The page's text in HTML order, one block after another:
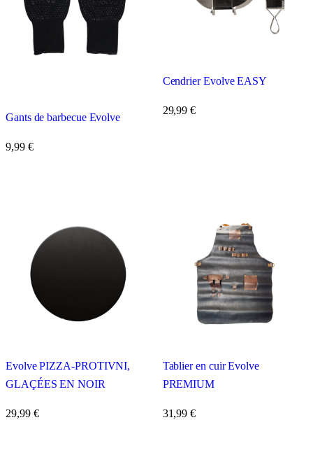
Gants de barbecue Evolve
9,99 €
Cendrier Evolve EASY
29,99€
Evolve PIZZA-PROTIVNI,
GLAÇÉES EN NOIR
29,99 €
Tablier en cuir Evolve
PREMIUM
31,99€